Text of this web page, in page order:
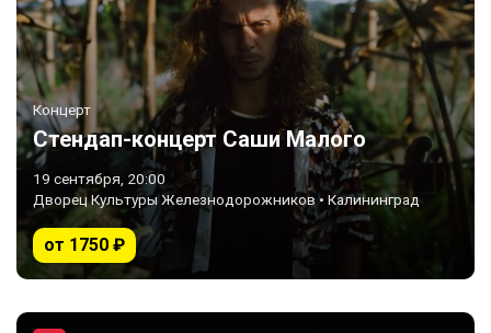
Концерт
Стендап-концерт Саши Малого
19 сентября, 20:00
Дворец Культуры Железнодорожников • Калининград
от 1750 ₽